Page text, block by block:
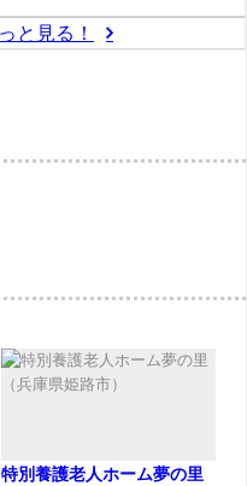
と見る！
特別養護老人ホーム夢の里